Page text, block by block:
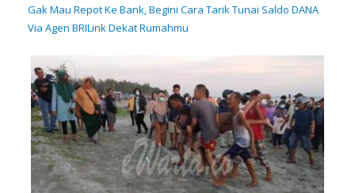
Gak Mau Repot Ke Bank, Begini Cara Tarik Tunai Saldo DANA
Via Agen BRILink Dekat Rumahmu